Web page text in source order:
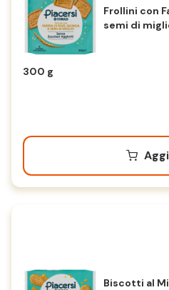
Frollini con
semi di
300 g
Biscotti al